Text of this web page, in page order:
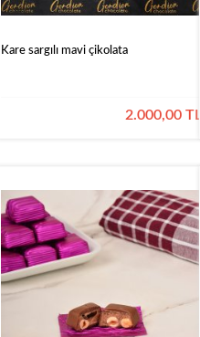
Kare sargılı mavi çikolata
2.000,00 TL